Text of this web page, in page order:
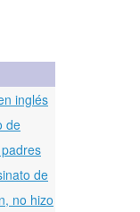
inglés
de
de
no hizo